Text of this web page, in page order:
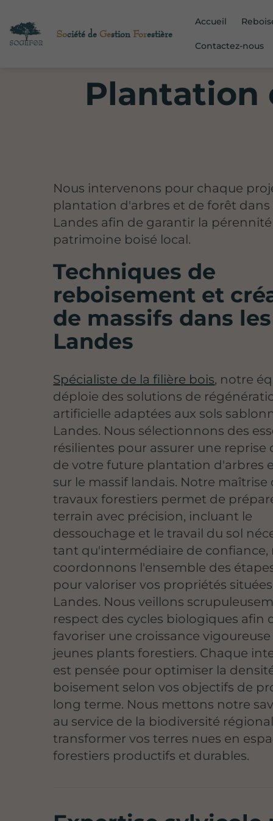
Société de Gestion Forestière
Accueil
Contactez-nous
Plantation
Nous intervenons pour chaque
plantation d'arbres et de forêt dans
Landes afin de garantir la
patrimoine boisé local.
Techniques de
reboisement et
de massifs dans les
Landes
Spécialiste de la filière bois, notre
déploie des solutions de
artificielle adaptées aux sols
Landes. Nous sélectionnons des
résilientes pour assurer une reprise
de votre future plantation d'arbres
sur le massif landais. Notre maîtrise
travaux forestiers permet de
terrain avec précision, incluant le
dessouchage et le travail du sol
tant qu'intermédiaire de confiance,
coordonnons l'ensemble des
pour valoriser vos propriétés
Landes. Nous veillons
respect des cycles biologiques afin
favoriser une croissance vigoureuse
jeunes plants forestiers. Chaque
est pensée pour optimiser la
boisement selon vos objectifs de
long terme. Nous mettons notre
au service de la biodiversité
transformer vos terres nues en
forestiers productifs et durables.